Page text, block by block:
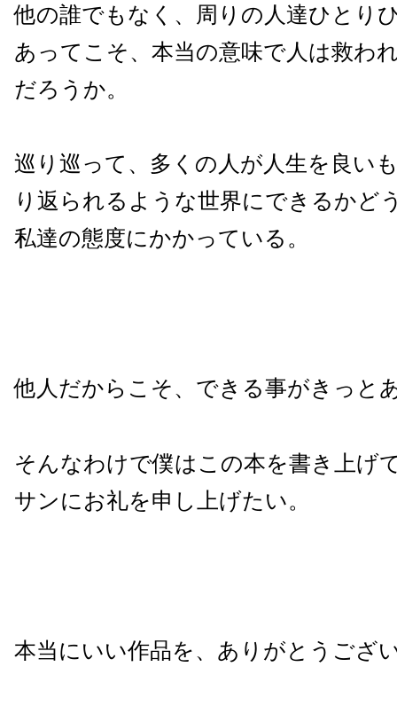
他の誰でもなく、周りの人達ひとり
あってこそ、本当の意味で人は救わ
だろうか。
巡り巡って、多くの人が人生を良い
り返られるような世界にできるかど
私達の態度にかかっている。
他人だからこそ、できる事がきっと
そんなわけで僕はこの本を書き上げ
サンにお礼を申し上げたい。
本当にいい作品を、ありがとうござ